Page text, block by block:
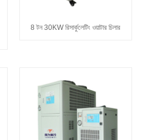
8 টন 30KW রিসার্কুলেটিং ওয়াটার চিলার